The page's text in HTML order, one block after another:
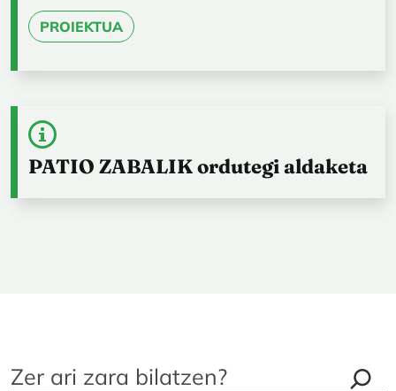
PROIEKTUA
PATIO ZABALIK ordutegi aldaketa